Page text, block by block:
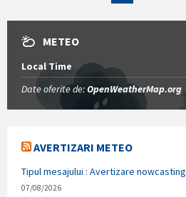
METEO
Local Time
Date oferite de:OpenWeatherMap.org
AVERTIZARI METEO
Tipul mesajului : Avertizare nowcasting
07/08/2026